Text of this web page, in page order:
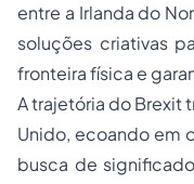
entre a Irlanda do
soluções criativas
fronteira física e
A trajetória do Brexit
Unido, ecoando em
busca de